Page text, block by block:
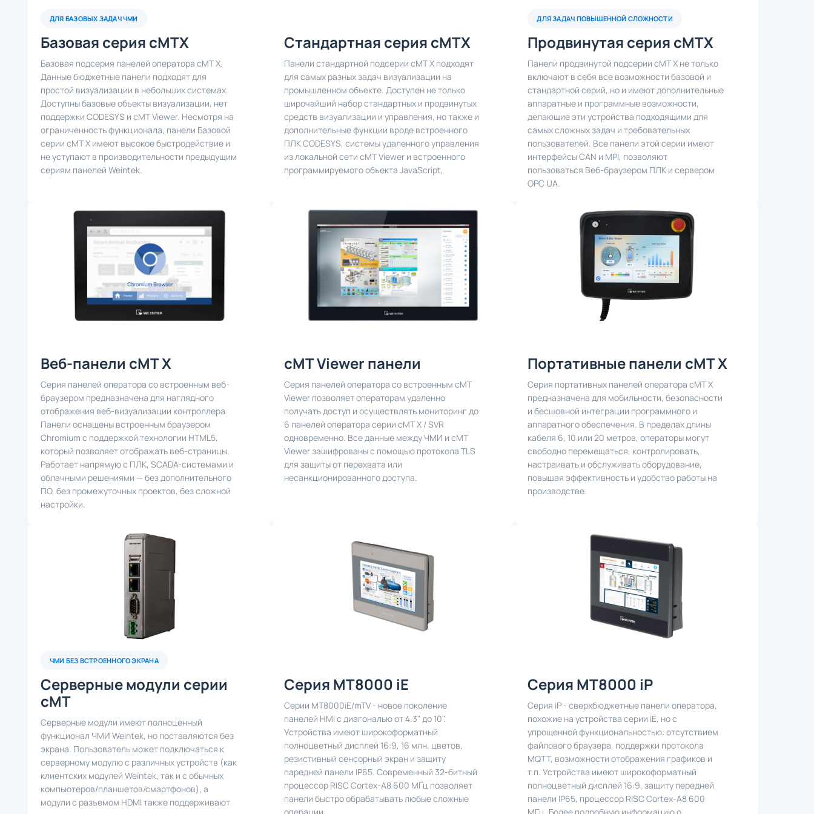
ДЛЯ БАЗОВЫХ ЗАДАЧ ЧМИ
Базовая серия cMTX
Базовая подсерия панелей оператора cMT X.
Данные бюджетные панели подходят для
простой визуализации в небольших системах.
Доступны базовые объекты визуализации, нет
поддержки CODESYS и cMT Viewer. Несмотря на
ограниченность функционала, панели Базовой
серии cMT X имеют высокое быстродействие и
не уступают в производительности предыдущим
сериям панелей Weintek.
Стандартная серия cMTX
Панели стандартной подсерии cMT X подходят
для самых разных задач визуализации на
промышленном объекте. Доступен не только
широчайший набор стандартных и продвинутых
средств визуализации и управления, но также и
дополнительные функции вроде встроенного
ПЛК CODESYS, системы удаленного управления
из локальной сети cMT Viewer и встроенного
программируемого объекта JavaScript,
ДЛЯ ЗАДАЧ ПОВЫШЕННОЙ СЛОЖНОСТИ
Продвинутая серия cMTX
Панели продвинутой подсерии cMT X не только
включают в себя все возможности базовой и
стандартной серий, но и имеют дополнительные
аппаратные и программные возможности,
делающие эти устройства подходящими для
самых сложных задач и требовательных
пользователей. Все панели этой серии имеют
интерфейсы CAN и MPI, позволяют
пользоваться Веб-браузером ПЛК и сервером
OPC UA.
Веб-панели cMT X
Серия панелей оператора со встроенным веб-
браузером предназначена для наглядного
отображения веб-визуализации контроллера.
Панели оснащены встроенным браузером
Chromium c поддержкой технологии HTML5,
который позволяет отображать веб-страницы.
Работает напрямую с ПЛК, SCADA-системами и
облачными решениями — без дополнительного
ПО, без промежуточных проектов, без сложной
настройки.
cMT Viewer панели
Серия панелей оператора со встроенным cMT
Viewer позволяет операторам удаленно
получать доступ и осуществлять мониторинг до
6 панелей оператора серии cMT X / SVR
одновременно. Все данные между ЧМИ и cMT
Viewer зашифрованы с помощью протокола TLS
для защиты от перехвата или
несанкционированного доступа.
Портативные панели cMT X
Серия портативных панелей оператора cMT X
предназначена для мобильности, безопасности
и бесшовной интеграции программного и
аппаратного обеспечения. В пределах длины
кабеля 6, 10 или 20 метров, операторы могут
свободно перемещаться, контролировать,
настраивать и обслуживать оборудование,
повышая эффективность и удобство работы на
производстве.
ЧМИ БЕЗ ВСТРОЕННОГО ЭКРАНА
Серверные модули серии
cMT
Серверные модули имеют полноценный
функционал ЧМИ Weintek, но поставляются без
экрана. Пользователь может подключаться к
серверному модулю с различных устройств (как
клиентских модулей Weintek, так и с обычных
компьютеров/планшетов/смартфонов), а
модули с разъемом HDMI также поддерживают
Серия MT8000 iE
Серии MT8000iE/mTV - новое поколение
панелей HMI с диагональю от 4.3" до 10".
Устройства имеют широкоформатный
полноцветный дисплей 16:9, 16 млн. цветов,
резистивный сенсорный экран и защиту
паредней панели IP65. Современный 32-битный
процессор RISC Cortex-A8 600 МГц позволяет
панели быстро обрабатывать любые сложные
Серия MT8000 iP
Серия iP - сверхбюджетные панели оператора,
похожие на устройства серии iE, но с
упрощенной функциональностью: отсутствием
файлового браузера, поддержки протокола
MQTT, возможности отображения графиков и
т.п. Устройства имеют широкоформатный
полноцветный дисплей 16:9, защиту передней
панели IP65, процессор RISC Cortex-A8 600